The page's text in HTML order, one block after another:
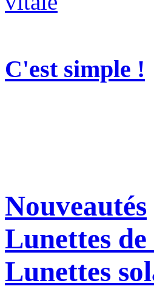
C'est simple !
Nouveautés
Lunettes de
Lunettes